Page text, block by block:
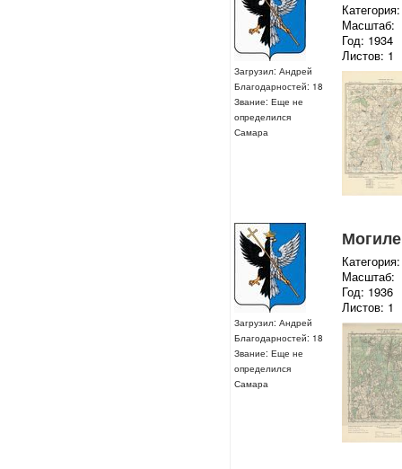
Загрузил: Андрей
Благодарностей: 18
Звание: Еще не
определился
Самара
Масштаб:
Год: 1934
Листов: 1
Загрузил: Андрей
Благодарностей: 18
Звание: Еще не
определился
Самара
Масштаб:
Год: 1936
Листов: 1